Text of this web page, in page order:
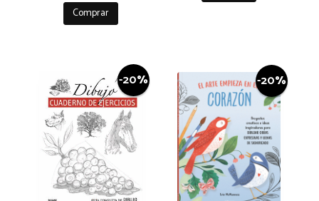
Comprar
-20% -20%